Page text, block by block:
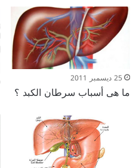
25 ديسمبر 2011
ما هى أسباب سرطان الكبد ؟